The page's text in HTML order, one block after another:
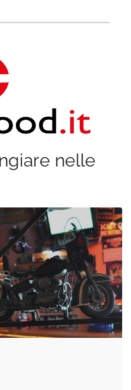
nelle